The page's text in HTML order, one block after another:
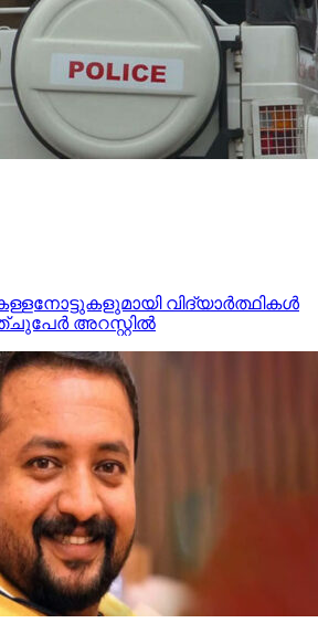
വിദ്യാര്‍ത്ഥികള്‍
അറസ്റ്റില്‍